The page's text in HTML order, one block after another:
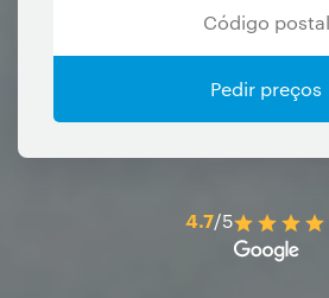
Pedir preços
4.7/5